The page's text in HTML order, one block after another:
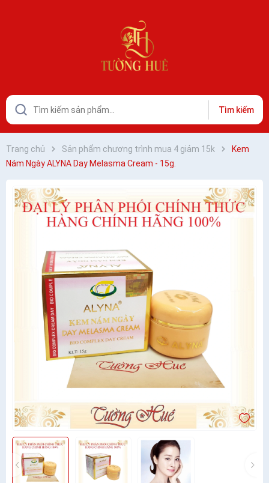
Tìm kiếm
Trang chủ Sản phẩm chương trình mua 4 giảm 15k
Kem
Nám Ngày ALYNA Day Melasma Cream - 15g.